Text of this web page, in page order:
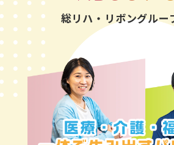
総リハ・リボングルー